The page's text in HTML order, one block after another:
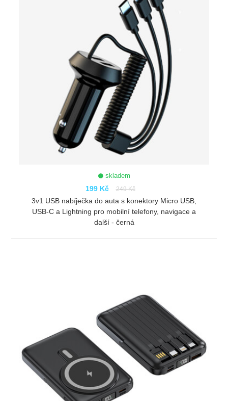
skladem
199 Kč 249 Kč
3v1 USB nabíječka do auta s konektory Micro USB,
USB-C a Lightning pro mobilní telefony, navigace a
další - černá